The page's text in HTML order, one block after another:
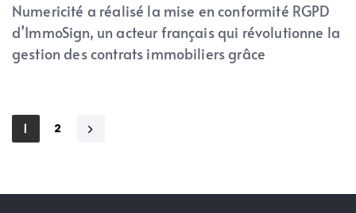
Numericité a réalisé la mise en conformité RGPD
d’ImmoSign, un acteur français qui révolutionne la
gestion des contrats immobiliers grâce
1 2